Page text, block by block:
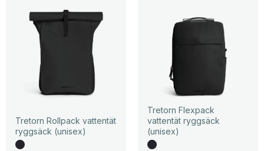
Tretorn Rollpack vattentät
ryggsäck (unisex)
Tretorn Flexpack
vattentät ryggsäck
(unisex)